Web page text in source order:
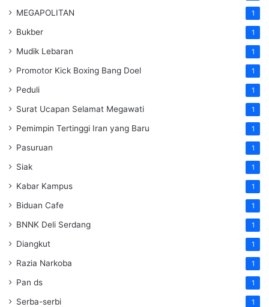
MEGAPOLITAN 1
Bukber 1
Mudik Lebaran 1
Promotor Kick Boxing Bang Doel 1
Peduli 1
Surat Ucapan Selamat Megawati 1
Pemimpin Tertinggi Iran yang Baru 1
Pasuruan 1
Siak 1
Kabar Kampus 1
Biduan Cafe 1
BNNK Deli Serdang 1
Diangkut 1
Razia Narkoba 1
Pan ds 1
Serba-serbi 1